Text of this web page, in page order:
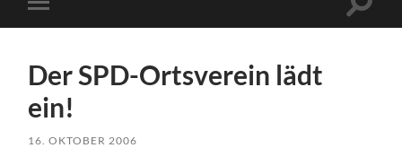
Der SPD-Ortsverein lädt
ein!
16. OKTOBER 2006